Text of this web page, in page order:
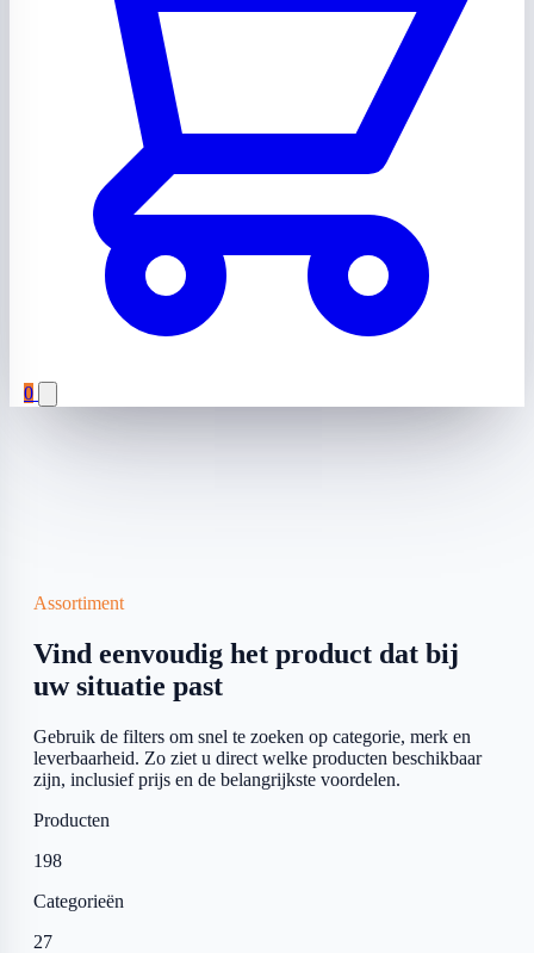
0
Assortiment
Vind eenvoudig het product dat bij
uw situatie past
Gebruik de filters om snel te zoeken op categorie, merk en
leverbaarheid. Zo ziet u direct welke producten beschikbaar
zijn, inclusief prijs en de belangrijkste voordelen.
Producten
198
Categorieën
27